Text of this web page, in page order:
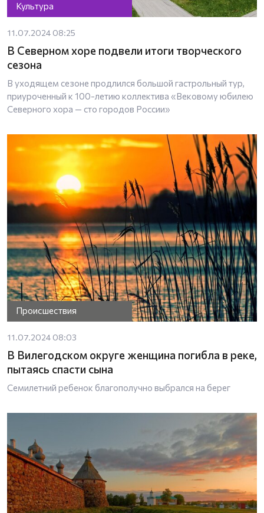
Культура
11.07.2024 08:25
В Северном хоре подвели итоги творческого
сезона
В уходящем сезоне продлился большой гастрольный тур,
приуроченный к 100-летию коллектива «Вековому юбилею
Северного хора — сто городов России»
Происшествия
11.07.2024 08:03
В Вилегодском округе женщина погибла в реке,
пытаясь спасти сына
Семилетний ребенок благополучно выбрался на берег